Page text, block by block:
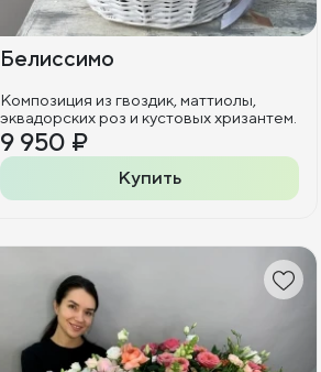
Белиссимо
Композиция из гвоздик, маттиолы,
эквадорских роз и кустовых хризантем.
9 950 ₽
Купить